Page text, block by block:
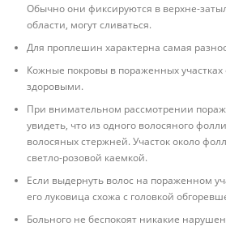
Обычно они фиксируются в верхне-
области, могут сливаться.
Для проплешин характерна самая
Кожные покровы в пораженных участках
здоровыми.
При внимательном рассмотрении
увидеть, что из одного волосяного
волосяных стержней. Участок около
светло-розовой каемкой.
Если выдернуть волос на пораженном
его луковица схожа с головкой
Больного не беспокоят никакие